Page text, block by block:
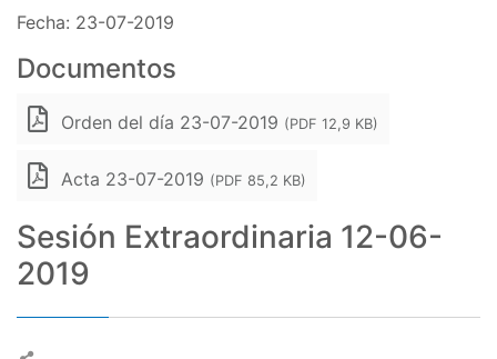
Fecha: 23-07-2019
Documentos
Orden del día 23-07-2019 (PDF 12,9 KB)
Acta 23-07-2019 (PDF 85,2 KB)
Sesión Extraordinaria 12-06-
2019